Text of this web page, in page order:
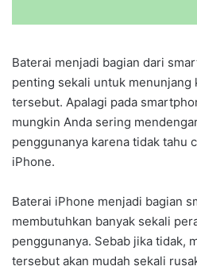
Baterai menjadi bagian dari
penting sekali untuk menunjang
tersebut. Apalagi pada
mungkin Anda sering
penggunanya karena tidak tahu
iPhone.
Baterai iPhone menjadi bagian
membutuhkan banyak sekali
penggunanya. Sebab jika tidak,
tersebut akan mudah sekali